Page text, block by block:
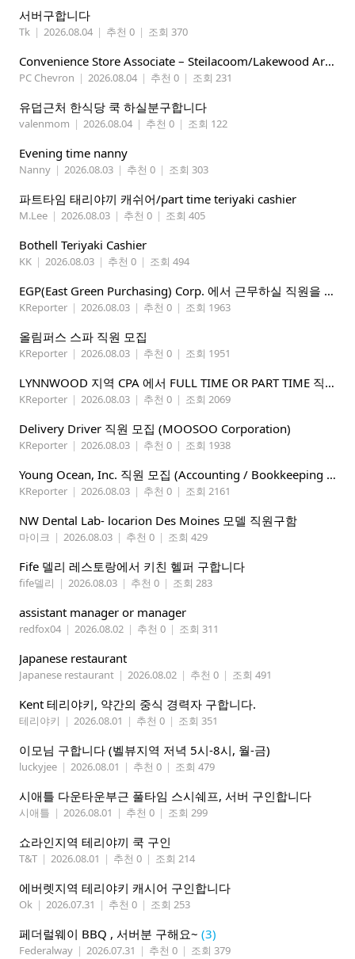
서버구합니다
Tk | 2026.08.04 | 추천 0 | 조회 370
Convenience Store Associate – Steilacoom/Lakewood Area, $19 -$21/hr
PC Chevron | 2026.08.04 | 추천 0 | 조회 231
유덥근처 한식당 쿡 하실분구합니다
valenmom | 2026.08.04 | 추천 0 | 조회 122
Evening time nanny
Nanny | 2026.08.03 | 추천 0 | 조회 303
파트타임 태리야끼 캐쉬어/part time teriyaki cashier
M.Lee | 2026.08.03 | 추천 0 | 조회 405
Bothell Teriyaki Cashier
KK | 2026.08.03 | 추천 0 | 조회 494
EGP(East Green Purchasing) Corp. 에서 근무하실 직원을 아래와 같이 모집합니다.
KReporter | 2026.08.03 | 추천 0 | 조회 1963
올림퍼스 스파 직원 모집
KReporter | 2026.08.03 | 추천 0 | 조회 1951
LYNNWOOD 지역 CPA 에서 FULL TIME OR PART TIME 직원을 찾습니다
KReporter | 2026.08.03 | 추천 0 | 조회 2069
Delivery Driver 직원 모집 (MOOSOO Corporation)
KReporter | 2026.08.03 | 추천 0 | 조회 1938
Young Ocean, Inc. 직원 모집 (Accounting / Bookkeeping 분야)
KReporter | 2026.08.03 | 추천 0 | 조회 2161
NW Dental Lab- locarion Des Moines 모델 직원구함
마이크 | 2026.08.03 | 추천 0 | 조회 429
Fife 델리 레스토랑에서 키친 헬퍼 구합니다
fife델리 | 2026.08.03 | 추천 0 | 조회 283
assistant manager or manager
redfox04 | 2026.08.02 | 추천 0 | 조회 311
Japanese restaurant
Japanese restaurant | 2026.08.02 | 추천 0 | 조회 491
Kent 테리야키, 약간의 중식 경력자 구합니다.
테리야키 | 2026.08.01 | 추천 0 | 조회 351
이모님 구합니다 (벨뷰지역 저녁 5시-8시, 월-금)
luckyjee | 2026.08.01 | 추천 0 | 조회 479
시애틀 다운타운부근 풀타임 스시쉐프, 서버 구인합니다
시애틀 | 2026.08.01 | 추천 0 | 조회 299
쇼라인지역 테리야끼 쿡 구인
T&T | 2026.08.01 | 추천 0 | 조회 214
에버렛지역 테리야키 캐시어 구인합니다
Ok | 2026.07.31 | 추천 0 | 조회 253
페더럴웨이 BBQ , 서버분 구해요~ (3)
Federalway | 2026.07.31 | 추천 0 | 조회 379